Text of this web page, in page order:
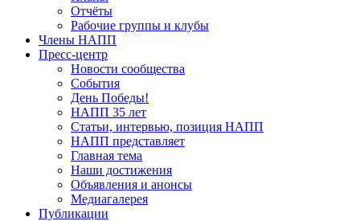
Отчёты
Рабочие группы и клубы
Члены НАПП
Пресс-центр
Новости сообщества
События
День Победы!
НАПП 35 лет
Статьи, интервью, позиция НАПП
НАПП представляет
Главная тема
Наши достижения
Объявления и анонсы
Медиагалерея
Публикации